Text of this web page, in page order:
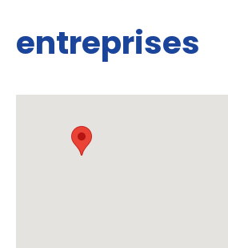
entreprises